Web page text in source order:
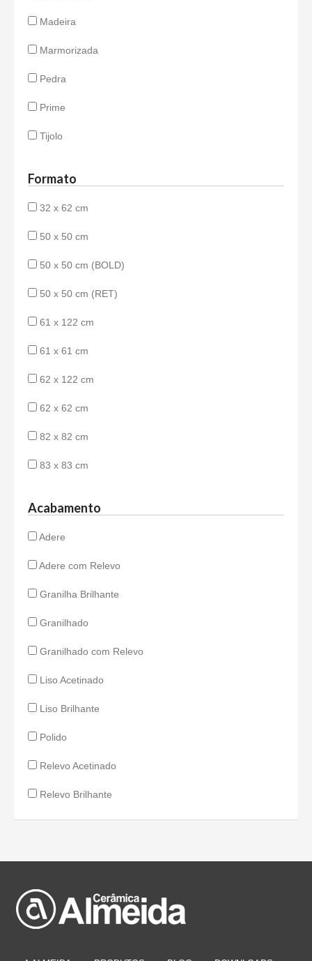
Madeira
Marmorizada
Pedra
Prime
Tijolo
Formato
32 x 62 cm
50 x 50 cm
50 x 50 cm (BOLD)
50 x 50 cm (RET)
61 x 122 cm
61 x 61 cm
62 x 122 cm
62 x 62 cm
82 x 82 cm
83 x 83 cm
Acabamento
Adere
Adere com Relevo
Granilha Brilhante
Granilhado
Granilhado com Relevo
Liso Acetinado
Liso Brilhante
Polido
Relevo Acetinado
Relevo Brilhante